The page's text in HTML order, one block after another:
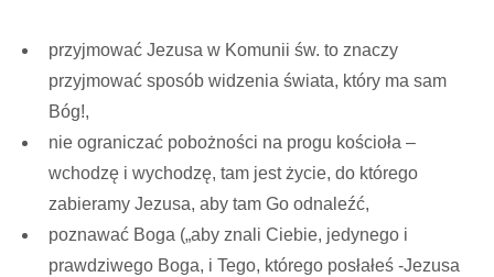
przyjmować Jezusa w Komunii św. to znaczy
przyjmować sposób widzenia świata, który ma sam
Bóg!,
nie ograniczać pobożności na progu kościoła –
wchodzę i wychodzę, tam jest życie, do którego
zabieramy Jezusa, aby tam Go odnaleźć,
poznawać Boga („aby znali Ciebie, jedynego i
prawdziwego Boga, i Tego, którego posłałeś -Jezusa